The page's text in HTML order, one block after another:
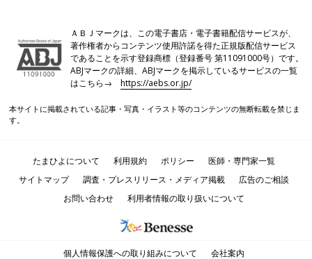
ＡＢＪマークは、この電子書店・電子書籍配信サービスが、
著作権者からコンテンツ使用許諾を得た正規版配信サービス
であることを示す登録商標（登録番号 第11091000号）です。
ABJマークの詳細、ABJマークを掲示しているサービスの一覧
はこちら→https://aebs.or.jp/
本サイトに掲載されている記事・写真・イラスト等のコンテンツの無断転載を禁じま
す。
たまひよについて 利用規約 ポリシー
医師・専門家一覧
サイトマップ
調査・プレスリリース・メディア掲載
広告のご相談
お問い合わせ
利用者情報の取り扱いについて
個人情報保護への取り組みについて 会社案内